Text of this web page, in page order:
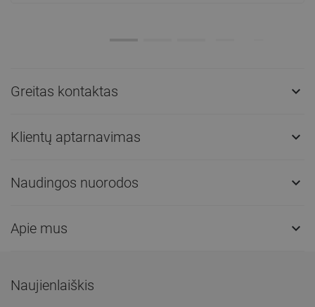
Greitas kontaktas 
Klientų aptarnavimas 
Naudingos nuorodos 
Apie mus 
Naujienlaiškis